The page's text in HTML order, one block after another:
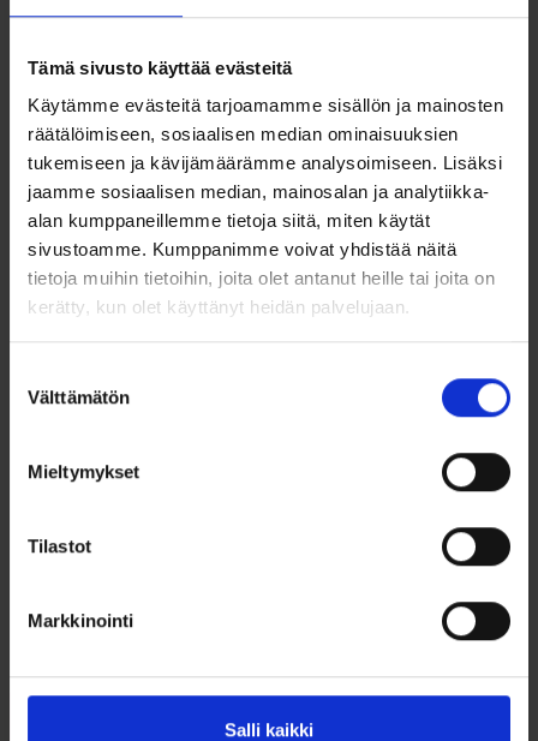
Tämä sivusto käyttää evästeitä
Käytämme evästeitä tarjoamamme sisällön ja mainosten
räätälöimiseen, sosiaalisen median ominaisuuksien
tukemiseen ja kävijämäärämme analysoimiseen. Lisäksi
jaamme sosiaalisen median, mainosalan ja analytiikka-
alan kumppaneillemme tietoja siitä, miten käytät
sivustoamme. Kumppanimme voivat yhdistää näitä
tietoja muihin tietoihin, joita olet antanut heille tai joita on
kerätty, kun olet käyttänyt heidän palvelujaan.
valinta
Välttämätön
Mieltymykset
Tilastot
Markkinointi
Salli kaikki
Lasten 9k kultainen
ID-rannekoru –
Kaiverrettav...
298,00€
9k – kaunis...